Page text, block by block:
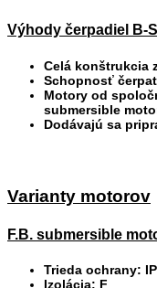
Výhody čerpadiel B-
Celá konštrukcia
Schopnosť
Motory od
submersible
Dodávajú sa
Varianty motorov
F.B. submersible
Trieda ochrany:
Izolácia: F